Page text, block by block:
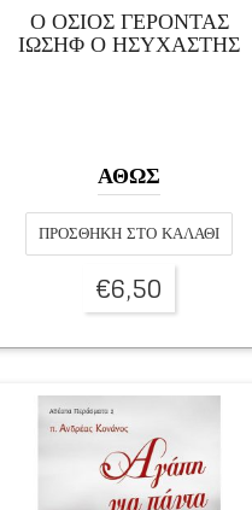
Ο ΟΣΙΟΣ ΓΕΡΟΝΤΑΣ
ΙΩΣΗΦ Ο ΗΣΥΧΑΣΤΗΣ
ΑΘΩΣ
ΠΡΟΣΘΉΚΗ ΣΤΟ ΚΑΛΆΘΙ
€6,50